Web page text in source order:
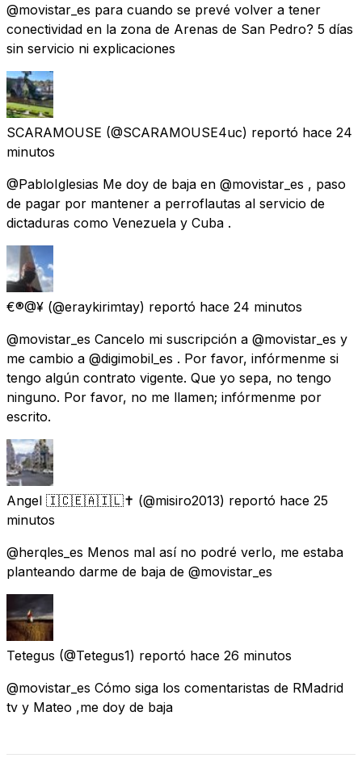
@movistar_es para cuando se prevé volver a tener
conectividad en la zona de Arenas de San Pedro? 5 días
sin servicio ni explicaciones
SCARAMOUSE (@SCARAMOUSE4uc) reportó hace 24
minutos
@PabloIglesias Me doy de baja en @movistar_es , paso
de pagar por mantener a perroflautas al servicio de
dictaduras como Venezuela y Cuba .
€®@¥ (@eraykirimtay) reportó hace 24 minutos
@movistar_es Cancelo mi suscripción a @movistar_es y
me cambio a @digimobil_es . Por favor, infórmenme si
tengo algún contrato vigente. Que yo sepa, no tengo
ninguno. Por favor, no me llamen; infórmenme por
escrito.
Angel 🇮🇨🇪🇦🇮🇱✝️ (@misiro2013) reportó hace 25
minutos
@herqles_es Menos mal así no podré verlo, me estaba
planteando darme de baja de @movistar_es
Tetegus (@Tetegus1) reportó hace 26 minutos
@movistar_es Cómo siga los comentaristas de RMadrid
tv y Mateo ,me doy de baja